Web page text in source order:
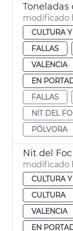
Toneladas
modificado
CULTURA
FALLAS
VALENCIA
EN
FALLAS
NIT DEL
PÓLVORA
Nit del Foc
modificado
CULTURA
CULTURA
VALENCIA
EN